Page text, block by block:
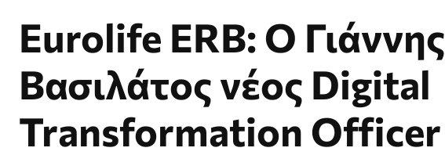
Eurolife ERB: O Γιάννης
Βασιλάτος νέος Digital
Transformation Officer